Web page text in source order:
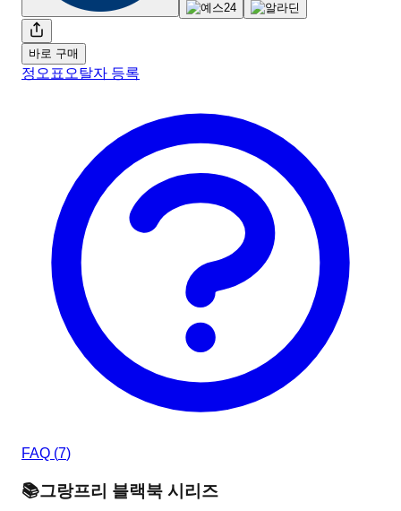
바로 구매
정오표 오탈자 등록
FAQ (7)
📚그랑프리 블랙북 시리즈